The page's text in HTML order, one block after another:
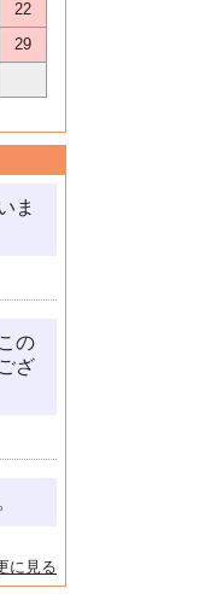
22
29
ま
の
ざ
に見る